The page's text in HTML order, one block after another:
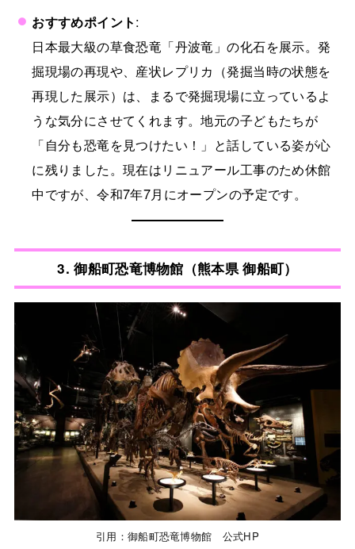
おすすめポイント:
日本最大級の草食恐竜「丹波竜」の化石を展示。発
掘現場の再現や、産状レプリカ（発掘当時の状態を
再現した展示）は、まるで発掘現場に立っているよ
うな気分にさせてくれます。地元の子どもたちが
「自分も恐竜を見つけたい！」と話している姿が心
に残りました。現在はリニュアール工事のため休館
中ですが、令和7年7月にオープンの予定です。
3.御船町恐竜博物館（熊本県 御船町）
引用：御船町恐竜博物館 公式HP